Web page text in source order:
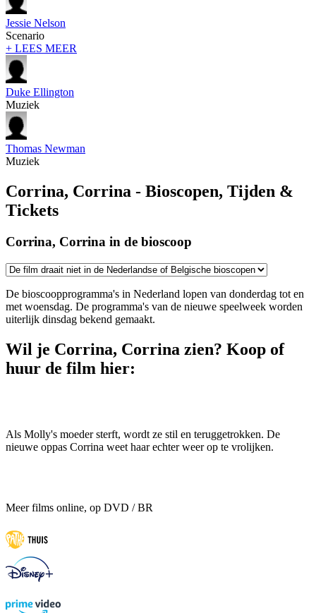
Jessie Nelson
Scenario
+ LEES MEER
Duke Ellington
Muziek
Thomas Newman
Muziek
Corrina, Corrina - Bioscopen, Tijden &
Tickets
Corrina, Corrina in de bioscoop
De bioscoopprogramma's in Nederland lopen van donderdag tot en
met woensdag. De programma's van de nieuwe speelweek worden
uiterlijk dinsdag bekend gemaakt.
Wil je Corrina, Corrina zien? Koop of
huur de film hier:
Als Molly's moeder sterft, wordt ze stil en teruggetrokken. De
nieuwe oppas Corrina weet haar echter weer op te vrolijken.
Meer films online, op DVD / BR